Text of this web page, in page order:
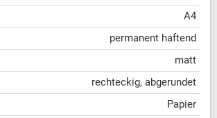
A4
permanent haftend
matt
rechteckig, abgerundet
Papier